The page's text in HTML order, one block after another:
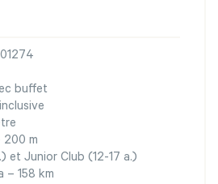
buffet
200 m
et Junior Club (12-17 a.)
– 158 km